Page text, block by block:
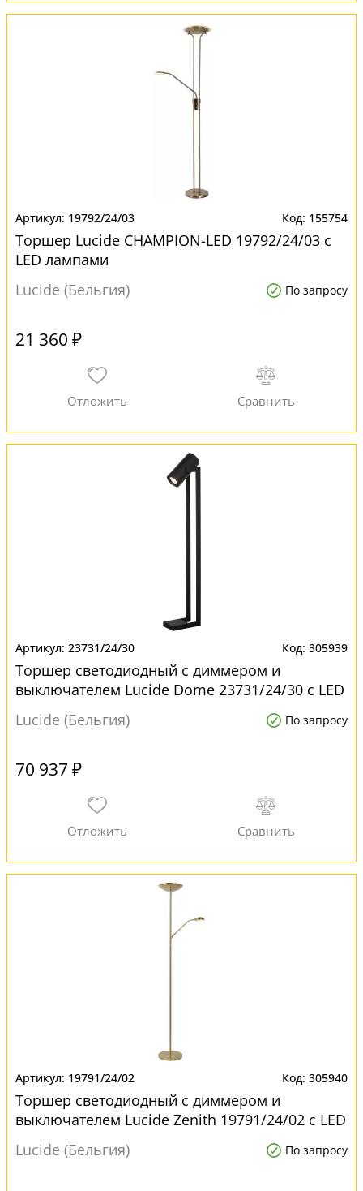
19792/24/03 155754
Торшер Lucide CHAMPION-LED 19792/24/03 с
LED лампами
Lucide (Бельгия)
По запросу
21 360 ₽
23731/24/30 305939
Торшер светодиодный с диммером и
выключателем Lucide Dome 23731/24/30 с LED
лампами
Lucide (Бельгия) По запросу
70 937 ₽
19791/24/02 305940
Торшер светодиодный с диммером и
выключателем Lucide Zenith 19791/24/02 с LED
лампами
Lucide (Бельгия) По запросу